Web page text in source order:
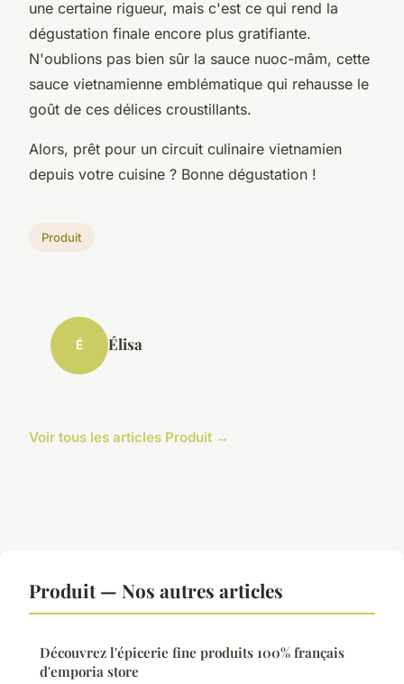
une certaine rigueur, mais c'est ce qui rend la
dégustation finale encore plus gratifiante.
N'oublions pas bien sûr la sauce nuoc-mâm, cette
sauce vietnamienne emblématique qui rehausse le
goût de ces délices croustillants.
Alors, prêt pour un circuit culinaire vietnamien
depuis votre cuisine ? Bonne dégustation !
Produit
É Élisa
Voir tous les articles Produit →
Produit — Nos autres articles
Découvrez l'épicerie fine produits 100% français
d'emporia store